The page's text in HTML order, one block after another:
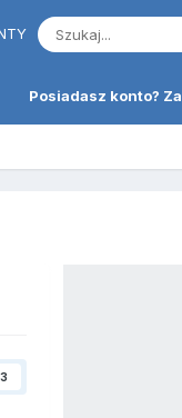
Posiadasz konto?
3